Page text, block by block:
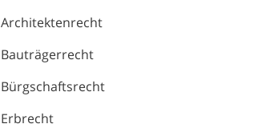
Architektenrecht
Bauträgerrecht
Bürgschaftsrecht
Erbrecht